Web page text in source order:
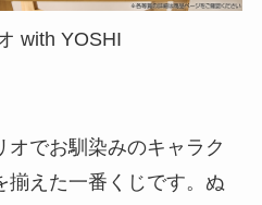
with YOSHI
でお馴染みのキャラク
揃えた一番くじです。ぬ